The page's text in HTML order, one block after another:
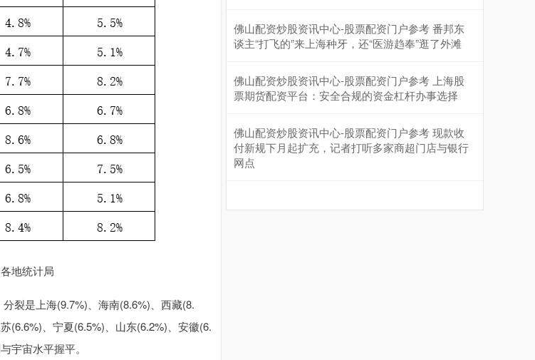
地统计局
裂是上海(9.7%)、海南(8.6%)、西藏(8.
(6.6%)、宁夏(6.5%)、山东(6.2%)、安徽(6.
宇宙水平握平。
佛山配资炒股资讯中心-股票配资门户参考 番邦东
谈主“打飞的”来上海种牙，还“医游趋奉”逛了外滩
佛山配资炒股资讯中心-股票配资门户参考 上海股
票期货配资平台：安全合规的资金杠杆办事选择
佛山配资炒股资讯中心-股票配资门户参考 现款收
付新规下月起扩充，记者打听多家商超门店与银行
网点